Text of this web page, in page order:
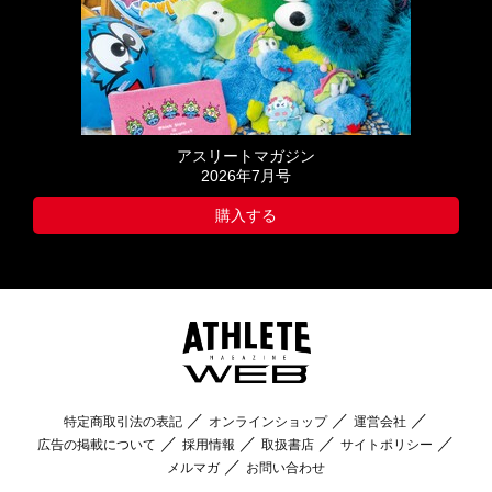
アスリートマガジン
2026年7月号
購入する
特定商取引法の表記 オンラインショップ
運営会社
広告の掲載について
採用情報 取扱書店
サイトポリシー
メルマガ
お問い合わせ